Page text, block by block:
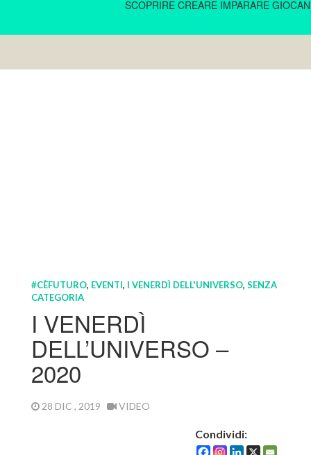
SCOPRIRE CREARE IMPARARE
#CÈFUTURO, EVENTI, I VENERDÌ DELL'UNIVERSO, SENZA
CATEGORIA
I VENERDÌ
DELL’UNIVERSO –
2020
28 DIC , 2019 VIDEO
Condividi: